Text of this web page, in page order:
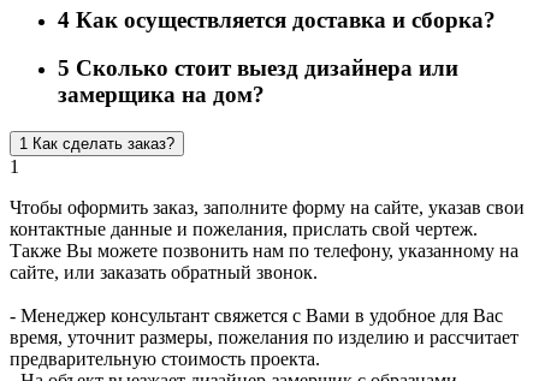
4 Как осуществляется доставка и сборка?
5 Сколько стоит выезд дизайнера или
замерщика на дом?
1 Как сделать заказ?
1
Чтобы оформить заказ, заполните форму на сайте, указав свои
контактные данные и пожелания, прислать свой чертеж.
Также Вы можете позвонить нам по телефону, указанному на
сайте, или заказать обратный звонок.
- Менеджер консультант свяжется с Вами в удобное для Вас
время, уточнит размеры, пожелания по изделию и рассчитает
предварительную стоимость проекта.